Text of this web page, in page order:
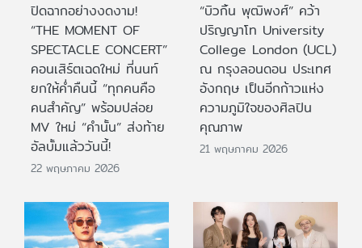
ปิดฉากอย่างงดงาม!
“THE MOMENT OF
SPECTACLE CONCERT”
คอนเสิร์ตเฉดใหม่ ที่นนท์
ยกให้ค่ำคืนนี้ “ทุกคนคือ
คนสำคัญ” พร้อมปล่อย
MV ใหม่ “คำนั้น” ส่งท้าย
อัลบั้มแล้ววันนี้!
22 พฤษภาคม 2026
“บิวกิ้น พุฒิพงศ์” คว้า
ปริญญาโท University
College London (UCL)
ณ กรุงลอนดอน ประเทศ
อังกฤษ เป็นอีกก้าวแห่ง
ความภูมิใจของศิลปิน
คุณภาพ
21 พฤษภาคม 2026